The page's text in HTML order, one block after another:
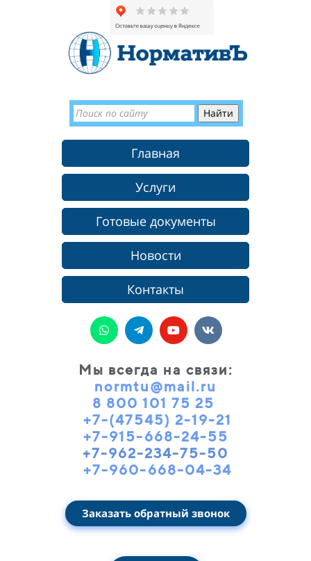
Главная
Услуги
Готовые документы
Новости
Контакты
Мы всегда на связи:
normtu@mail.ru
8 800 101 75 25
+7-(47545) 2-19-21
+7-915-668-24-55
+7-962-234-75-50
+7-960-668-04-34
Заказать обратный звонок